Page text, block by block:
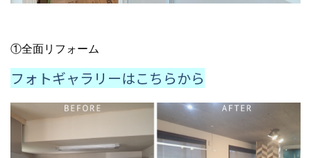
①全面リフォーム
フォトギャラリーはこちらから